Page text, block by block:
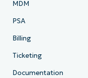
MDM
PSA
Billing
Ticketing
Documentation